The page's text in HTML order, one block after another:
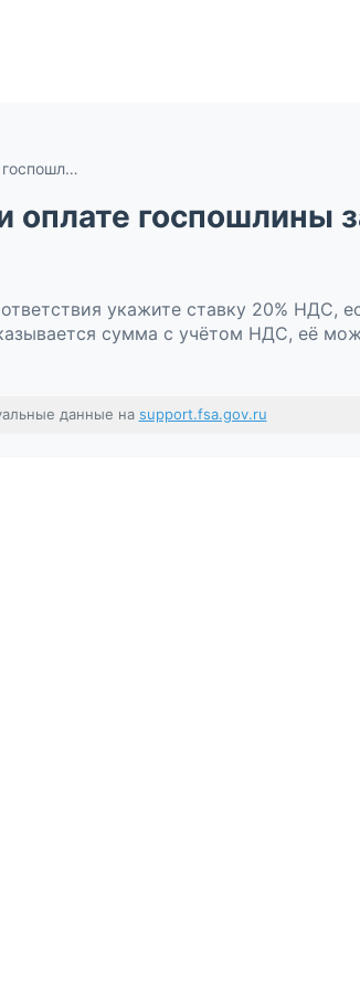
Что нужно выбирать при оплате госпошлины за декларацию соответствия (ДС)?
оплате госпошлины
укажите ставку 20% НДС,
сумма с учётом НДС, её
данные на support.fsa.gov.ru